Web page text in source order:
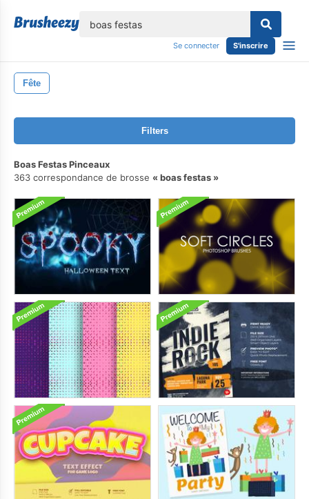
Se connecter S'inscrire
Fête
Filters
Boas Festas Pinceaux
363 correspondance de brosse
boas festas